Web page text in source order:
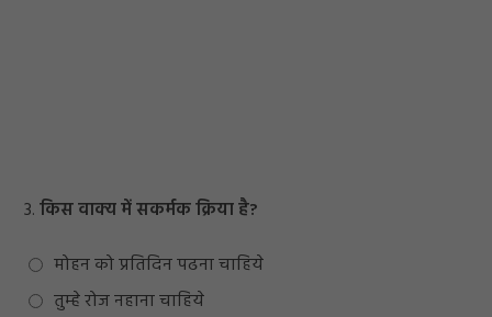
3.किस वाक्य में सकर्मक क्रिया है?
मोहन को प्रतिदिन पढना चाहिये
तुम्हे रोज नहाना चाहिये